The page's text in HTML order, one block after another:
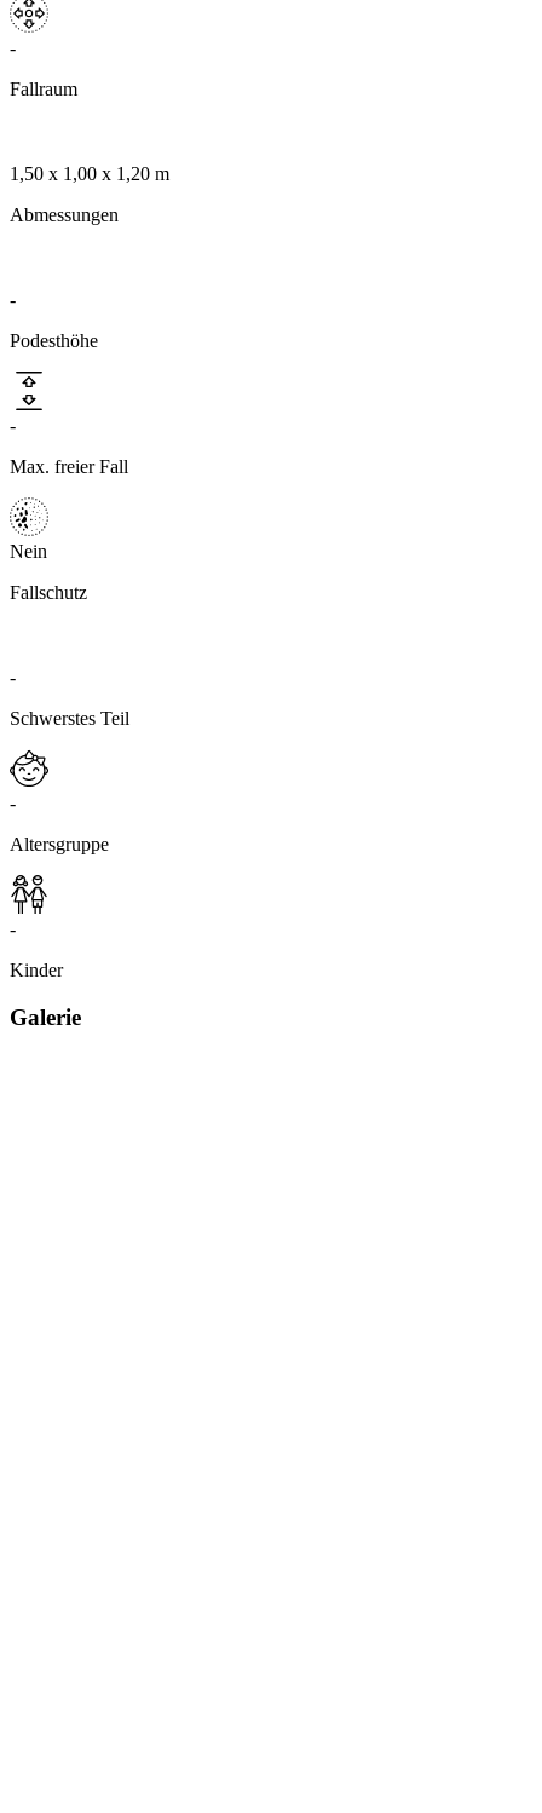
› Bänke
Bank Relax
Art.-Nr. 820 000 170
-
Fallraum
1,50 x 1,00 x 1,20 m
Abmessungen
-
Podesthöhe
-
Max. freier Fall
Nein
Fallschutz
-
Schwerstes Teil
-
Altersgruppe
-
Kinder
Galerie